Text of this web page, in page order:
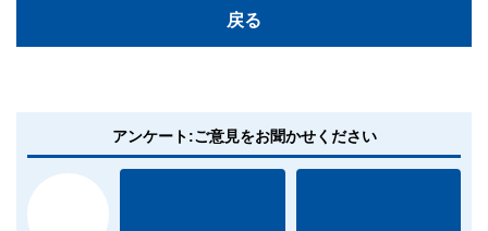
戻る
アンケート:ご意見をお聞かせください